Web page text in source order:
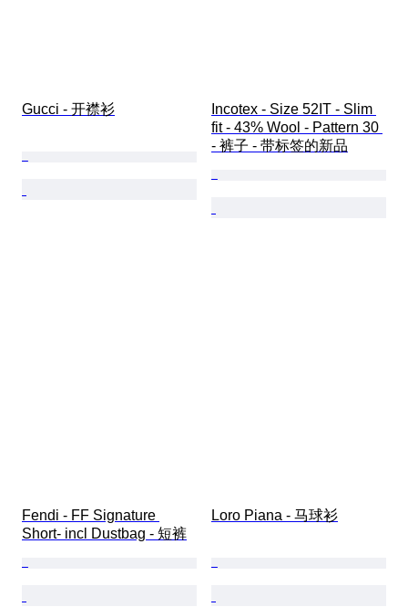
Gucci - 开襟衫
Incotex - Size 52IT - Slim
fit - 43% Wool - Pattern 30
- 裤子 - 带标签的新品
Fendi - FF Signature
Short- incl Dustbag - 短裤
Loro Piana - 马球衫